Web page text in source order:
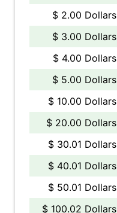
$ 2.00 Dollars
$ 3.00 Dollars
$ 4.00 Dollars
$ 5.00 Dollars
$ 10.00 Dollars
$ 20.00 Dollars
$ 30.01 Dollars
$ 40.01 Dollars
$ 50.01 Dollars
$ 100.02 Dollars